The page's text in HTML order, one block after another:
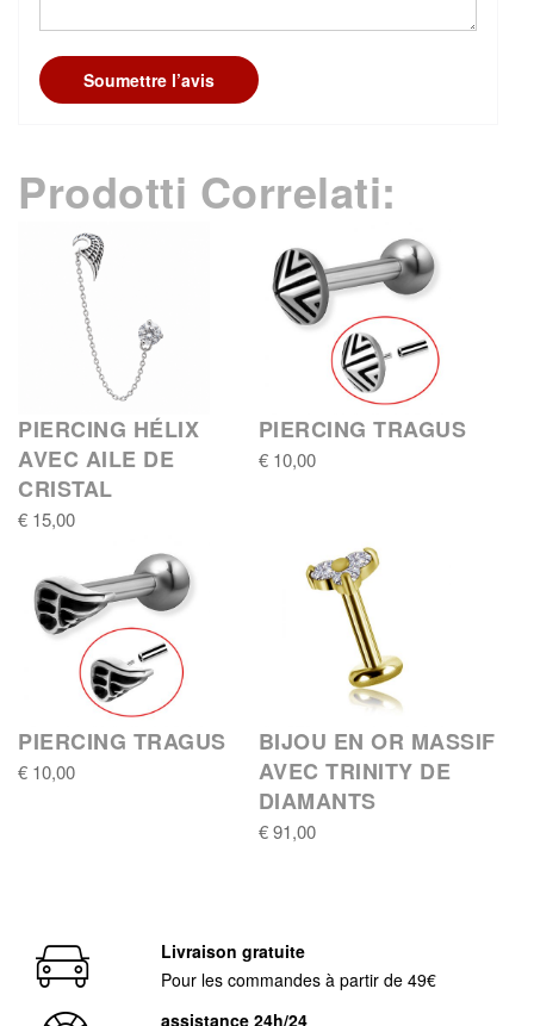
Soumettre l’avis
Prodotti Correlati:
PIERCING HÉLIX
AVEC AILE DE
CRISTAL
€ 15,00
PIERCING TRAGUS
€ 10,00
PIERCING TRAGUS
€ 10,00
BIJOU EN OR MASSIF
AVEC TRINITY DE
DIAMANTS
€ 91,00
Livraison gratuite
Pour les commandes à partir de 49€
assistance 24h/24